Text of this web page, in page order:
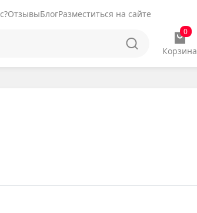
ОтзывыБлогРазместиться на сайте
0
Корзина